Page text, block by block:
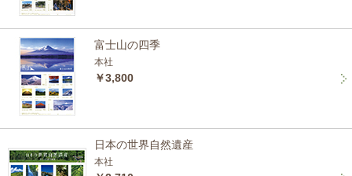
富士山の四季
本社
￥3,800
日本の世界自然遺産
本社